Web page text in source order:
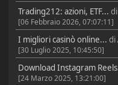
Trading212: azioni, ETF... di
[06 Febbraio 2026, 07:07:11]
I migliori casinò online... di
[30 Luglio 2025, 10:45:50]
Download Instagram
[24 Marzo 2025, 13:21:00]